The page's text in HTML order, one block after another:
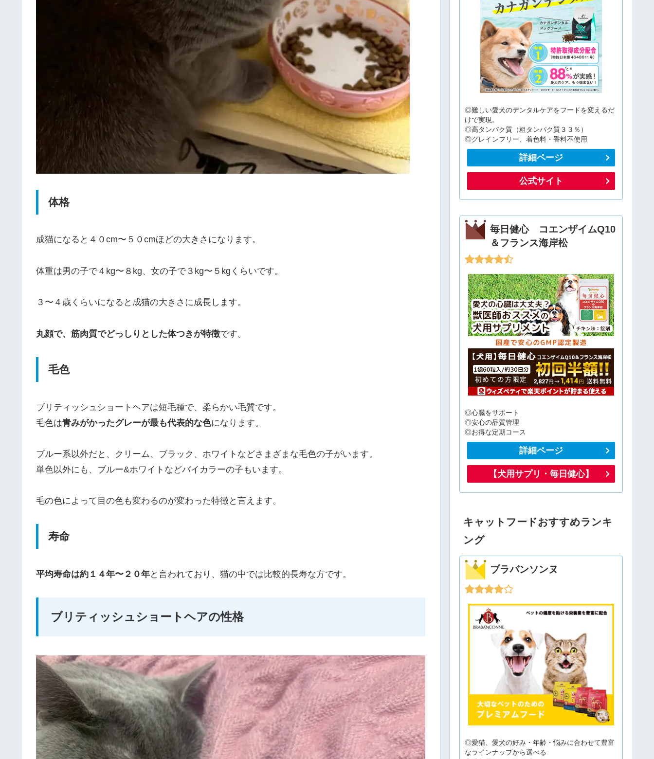
体格
成猫になると４０cm〜５０cmほどの大きさになります。
体重は男の子で４kg〜８kg、女の子で３kg〜５kgくらいです。
３〜４歳くらいになると成猫の大きさに成長します。
丸顔で、筋肉質でどっしりとした体つきが特徴です。
毛色
ブリティッシュショートヘアは短毛種で、柔らかい毛質です。
毛色は青みがかったグレーが最も代表的な色になります。
ブルー系以外だと、クリーム、ブラック、ホワイトなどさまざまな毛色の子がいます。
単色以外にも、ブルー&ホワイトなどバイカラーの子もいます。
毛の色によって目の色も変わるのが変わった特徴と言えます。
寿命
平均寿命は約１４年〜２０年と言われており、猫の中では比較的長寿な方です。
ブリティッシュショートヘアの性格
◎難しい愛犬のデンタルケアをフードを変えるだ
けで実現。
◎高タンパク質（粗タンパク質３３％）
◎グレインフリー、着色料・香料不使用
詳細ページ
公式サイト
毎日健心 コエンザイムQ10
＆フランス海岸松
◎心臓をサポート
◎安心の品質管理
◎お得な定期コース
詳細ページ
【犬用サプリ・毎日健心】
キャットフードおすすめランキ
ング
ブラバンソンヌ
◎愛猫、愛犬の好み・年齢・悩みに合わせて豊富
なラインナップから選べる